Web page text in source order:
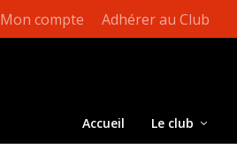
Mon compte Adhérer au Club
Accueil Le club